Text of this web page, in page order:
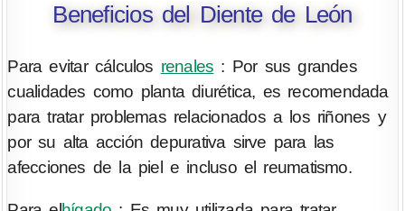
Beneficios del Diente de León
Para evitar cálculos renales : Por sus grandes
cualidades como planta diurética, es recomendada
para tratar problemas relacionados a los riñones y
por su alta acción depurativa sirve para las
afecciones de la piel e incluso el reumatismo.